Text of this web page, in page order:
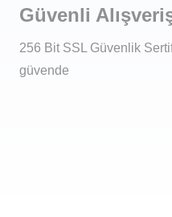
Güvenli
256 Bit SSL Güvenlik
güvende